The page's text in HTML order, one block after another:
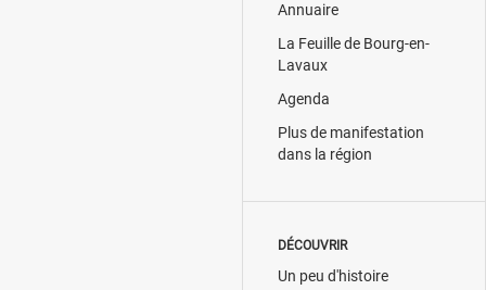
Annuaire
La Feuille de Bourg-en-
Lavaux
Agenda
Plus de manifestation
dans la région
DÉCOUVRIR
Un peu d'histoire